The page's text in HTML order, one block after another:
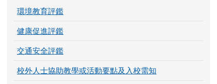
環境教育評鑑
健康促進評鑑
交通安全評鑑
校外人士協助教學或活動要點及入校需知